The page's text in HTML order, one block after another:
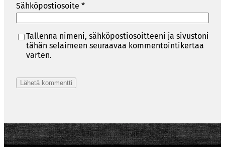
Sähköpostiosoite *
Tallenna nimeni, sähköpostiosoitteeni ja sivustoni
tähän selaimeen seuraavaa kommentointikertaa
varten.